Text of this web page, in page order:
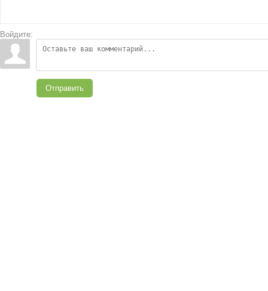
Войдите:
Отправить